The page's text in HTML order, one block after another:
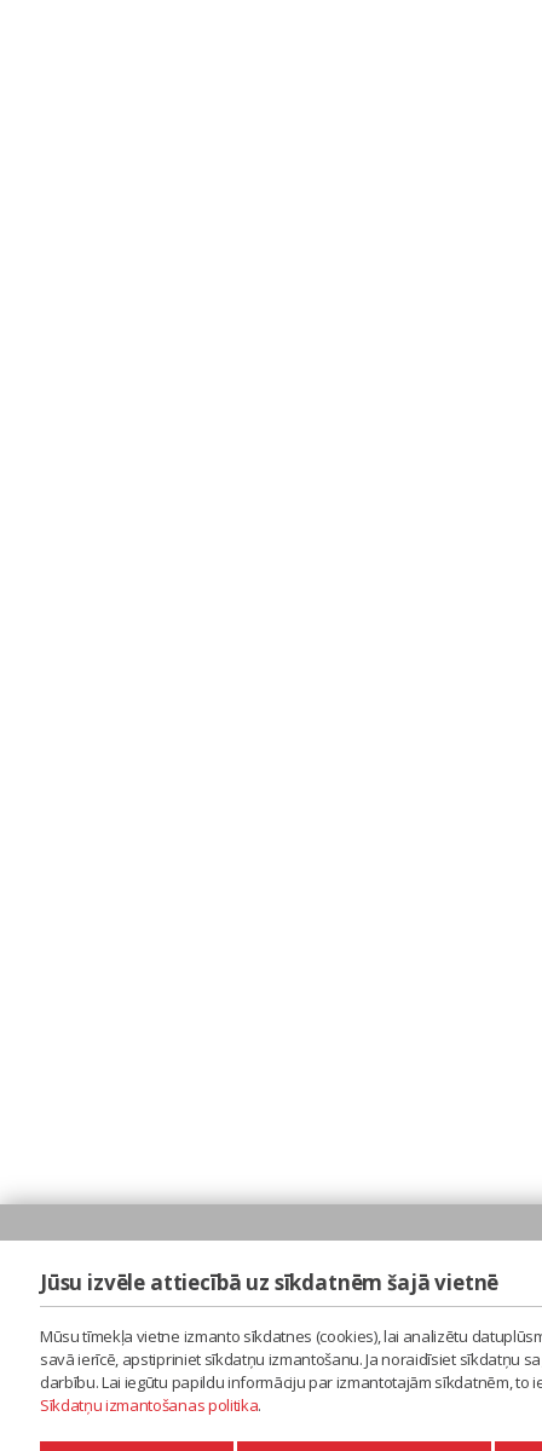
Jūsu izvēle attiecībā uz sīkdatnēm šajā vietnē
Mūsu tīmekļa vietne izmanto sīkdatnes (cookies), lai analizētu
savā ierīcē, apstipriniet sīkdatņu izmantošanu. Ja noraidīsiet sīkdatņu
darbību. Lai iegūtu papildu informāciju par izmantotajām sīkdatnēm,
Sīkdatņu izmantošanas politika.